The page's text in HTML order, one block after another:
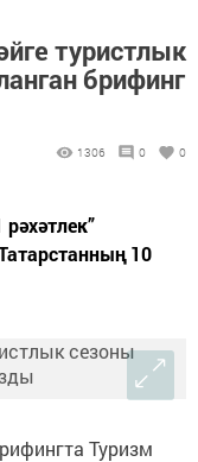
туристлык
брифинг
1306 0 0
10
Туризм